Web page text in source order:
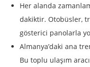
Her alanda
dakiktir. Otobüsler,
gösterici panolarla
Almanya’daki ana
Bu toplu ulaşım